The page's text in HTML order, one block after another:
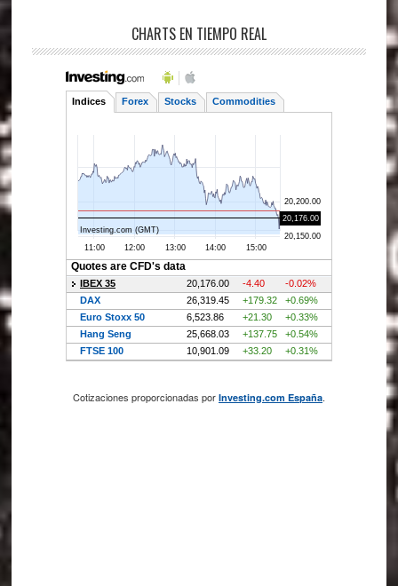
CHARTS EN TIEMPO REAL
Cotizaciones proporcionadas por Investing.com España.